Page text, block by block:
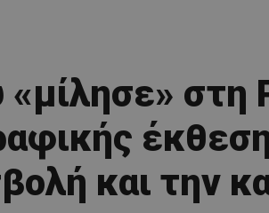
και την